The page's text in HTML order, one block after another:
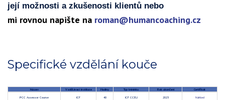
její možnosti a zkušenosti klientů nebo
mi rovnou napište na roman@humancoaching.cz
Specifické vzdělání kouče
Název Vzdělávací instituce Hodiny Typ tréninku Rok ukončení
Certifikát
PCC Assessor Course
ICF 40 ICF CCEU 2023 Náhled